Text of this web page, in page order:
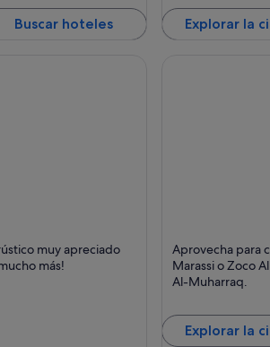
Buscar hoteles Explorar la
y Apto para familias
muy apreciado
más!
Aprovecha para
Marassi o Zoco
Al-Muharraq.
Explorar la